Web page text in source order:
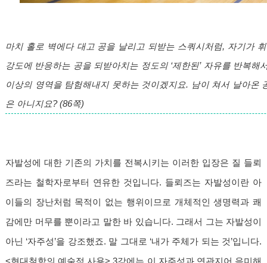
마치 홀로 벽에다 대고 공을 날리고 되받는 스쿼시처럼, 자기가
강도에 반응하는 공을 되받아치는 정도의 ‘제한된’ 자유를 반복
이상의 영역을 탐험해내지 못하는 것이겠지요. 남이 쳐서 날아온
은 아니지요? (86쪽)
자발성에 대한 기존의 가치를 전복시키는 이러한 입장은 질 들뢰
즈라는 철학자로부터 연유한 것입니다. 들뢰즈는 자발성이란 아
이들의 장난처럼 목적이 없는 행위이므로 개체적인 생명력과 쾌
감에만 머무를 뿐이라고 말한 바 있습니다. 그래서 그는 자발성이
아닌 ‘자주성’을 강조했죠. 말 그대로 ‘내가 주체가 되는 것’입니다.